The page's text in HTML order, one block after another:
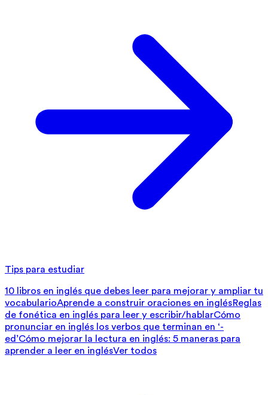
Tips para estudiar
10 libros en inglés que debes leer para mejorar y ampliar tu
vocabularioAprende a construir oraciones en inglésReglas
de fonética en inglés para leer y escribir/hablarCómo
pronunciar en inglés los verbos que terminan en ‘-
ed’Cómo mejorar la lectura en inglés: 5 maneras para
aprender a leer en inglésVer todos